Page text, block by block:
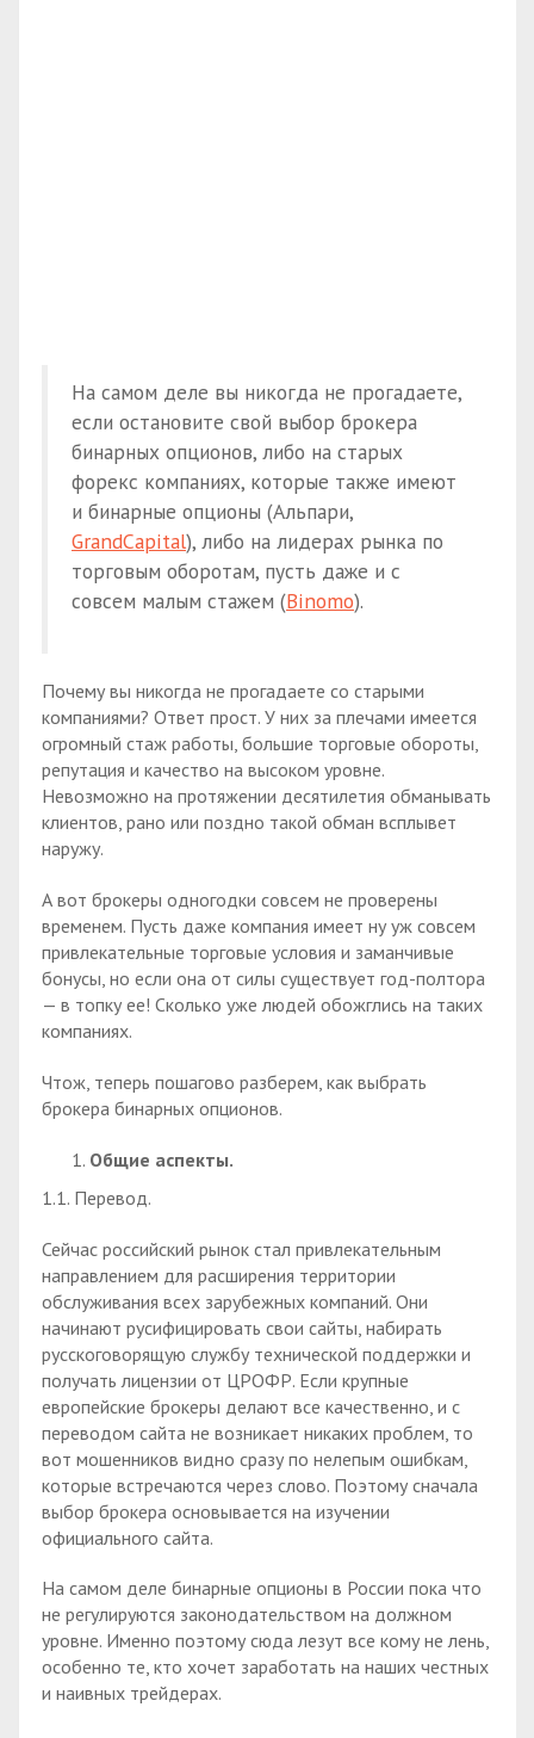
На самом деле вы никогда не прогадаете,
если остановите свой выбор брокера
бинарных опционов, либо на старых
форекс компаниях, которые также имеют
и бинарные опционы (Альпари,
GrandCapital), либо на лидерах рынка по
торговым оборотам, пусть даже и с
совсем малым стажем (Binomo).
Почему вы никогда не прогадаете со старыми
компаниями? Ответ прост. У них за плечами имеется
огромный стаж работы, большие торговые обороты,
репутация и качество на высоком уровне.
Невозможно на протяжении десятилетия обманывать
клиентов, рано или поздно такой обман всплывет
наружу.
А вот брокеры одногодки совсем не проверены
временем. Пусть даже компания имеет ну уж совсем
привлекательные торговые условия и заманчивые
бонусы, но если она от силы существует год-полтора
— в топку ее! Сколько уже людей обожглись на таких
компаниях.
Чтож, теперь пошагово разберем, как выбрать
брокера бинарных опционов.
Общие аспекты.
1.1. Перевод.
Сейчас российский рынок стал привлекательным
направлением для расширения территории
обслуживания всех зарубежных компаний. Они
начинают русифицировать свои сайты, набирать
русскоговорящую службу технической поддержки и
получать лицензии от ЦРОФР. Если крупные
европейские брокеры делают все качественно, и с
переводом сайта не возникает никаких проблем, то
вот мошенников видно сразу по нелепым ошибкам,
которые встречаются через слово. Поэтому сначала
выбор брокера основывается на изучении
официального сайта.
На самом деле бинарные опционы в России пока что
не регулируются законодательством на должном
уровне. Именно поэтому сюда лезут все кому не лень,
особенно те, кто хочет заработать на наших честных
и наивных трейдерах.